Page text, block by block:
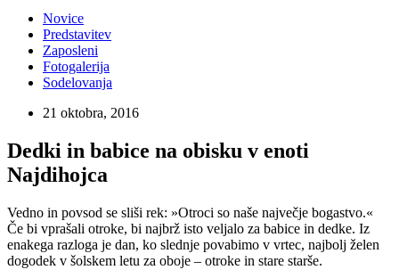
Novice
Predstavitev
Zaposleni
Fotogalerija
Sodelovanja
21 oktobra, 2016
Dedki in babice na obisku v enoti
Najdihojca
Vedno in povsod se sliši rek: »Otroci so naše največje bogastvo.«
Če bi vprašali otroke, bi najbrž isto veljalo za babice in dedke. Iz
enakega razloga je dan, ko slednje povabimo v vrtec, najbolj želen
dogodek v šolskem letu za oboje – otroke in stare starše.